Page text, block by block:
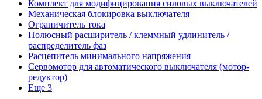
Комплект для модифицирования силовых выключателей
Механическая блокировка выключателя
Ограничитель тока
Полюсный расширитель / клеммный удлинитель /
распределитель фаз
Расцепитель минимального напряжения
Сервомотор для автоматического выключателя (мотор-
редуктор)
Еще 3